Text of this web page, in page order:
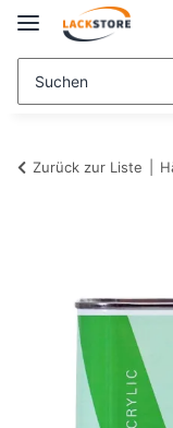
Zurück zur Liste